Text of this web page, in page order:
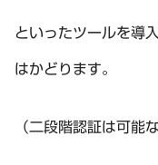
といったツールを導
はかどります。
（二段階認証は可能